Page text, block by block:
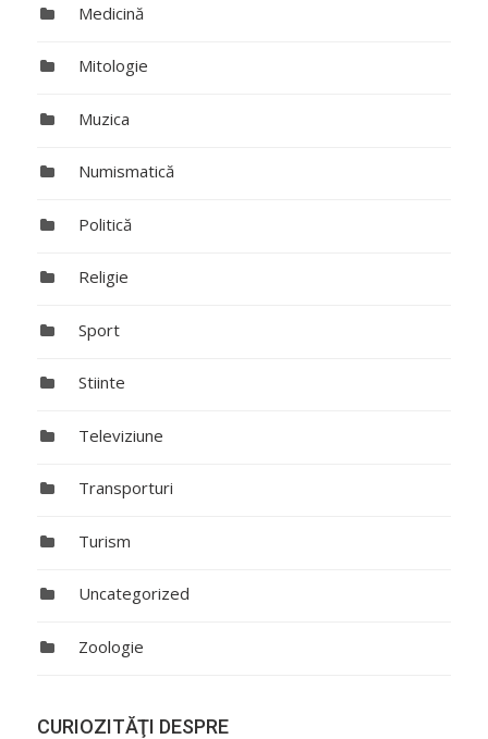
Medicină
Mitologie
Muzica
Numismatică
Politică
Religie
Sport
Stiinte
Televiziune
Transporturi
Turism
Uncategorized
Zoologie
CURIOZITĂŢI DESPRE